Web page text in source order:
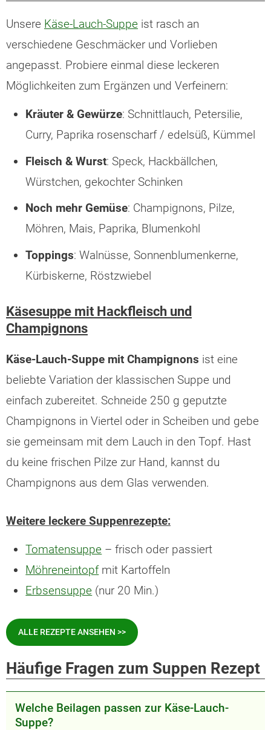
Unsere Käse-Lauch-Suppe ist rasch an
verschiedene Geschmäcker und Vorlieben
angepasst. Probiere einmal diese leckeren
Möglichkeiten zum Ergänzen und Verfeinern:
Kräuter & Gewürze: Schnittlauch, Petersilie,
Curry, Paprika rosenscharf / edelsüß, Kümmel
Fleisch & Wurst: Speck, Hackbällchen,
Würstchen, gekochter Schinken
Noch mehr Gemüse: Champignons, Pilze,
Möhren, Mais, Paprika, Blumenkohl
Toppings: Walnüsse, Sonnenblumenkerne,
Kürbiskerne, Röstzwiebel
Käsesuppe mit Hackfleisch und
Champignons
Käse-Lauch-Suppe mit Champignons ist eine
beliebte Variation der klassischen Suppe und
einfach zubereitet. Schneide 250 g geputzte
Champignons in Viertel oder in Scheiben und gebe
sie gemeinsam mit dem Lauch in den Topf. Hast
du keine frischen Pilze zur Hand, kannst du
Champignons aus dem Glas verwenden.
Weitere leckere Suppenrezepte:
Tomatensuppe – frisch oder passiert
Möhreneintopfmit Kartoffeln
Erbsensuppe (nur 20 Min.)
ALLE REZEPTE ANSEHEN >>
Häufige Fragen zum Suppen Rezept
Welche Beilagen passen zur Käse-Lauch-
Suppe?